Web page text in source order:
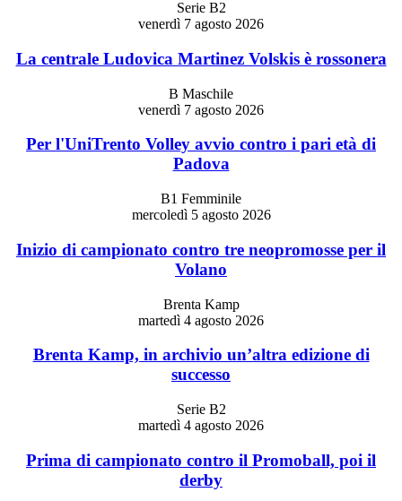
Serie B2
venerdì 7 agosto 2026
La centrale Ludovica Martinez Volskis è rossonera
B Maschile
venerdì 7 agosto 2026
Per l'UniTrento Volley avvio contro i pari età di
Padova
B1 Femminile
mercoledì 5 agosto 2026
Inizio di campionato contro tre neopromosse per il
Volano
Brenta Kamp
martedì 4 agosto 2026
Brenta Kamp, in archivio un’altra edizione di
successo
Serie B2
martedì 4 agosto 2026
Prima di campionato contro il Promoball, poi il
derby